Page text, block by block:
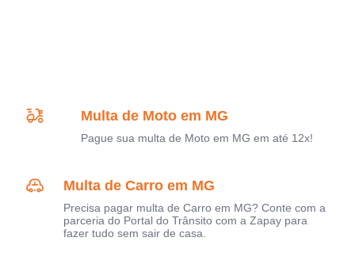
Multa de Moto em MG
Pague sua multa de Moto em MG em até 12x!
Multa de Carro em MG
Precisa pagar multa de Carro em MG? Conte com a
parceria do Portal do Trânsito com a Zapay para
fazer tudo sem sair de casa.